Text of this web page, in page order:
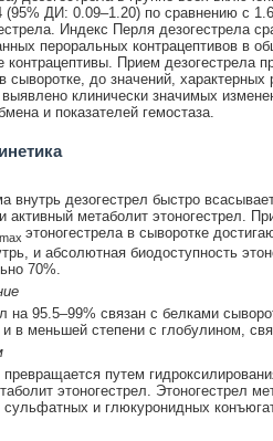
(95% ДИ: 0.09–1.20) по сравнению с
Индекс Перля дезогестрела
пероральных контрацептивов в
контрацептивы. Прием дезогестрела
сыворотке, до значений,
клинически значимых
и показателей гемостаза.
внутрь дезогестрел быстро
активный метаболит этоногестрел.
этоногестрела в сыворотке
и абсолютная биодоступность
70%.
на 95.5–99% связан с белками
в меньшей степени с глобулином,
превращается путем
этоногестрел. Этоногестрел
сульфатных и глюкуронидных